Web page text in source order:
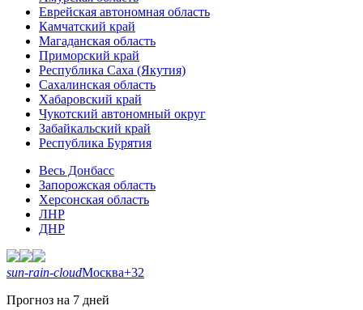
Еврейская автономная область
Камчатский край
Магаданская область
Приморский край
Республика Саха (Якутия)
Сахалинская область
Хабаровский край
Чукотский автономный округ
Забайкальский край
Республика Бурятия
Весь Донбасс
Запорожская область
Херсонская область
ЛНР
ДНР
sun-rain-cloudМосква+32
Прогноз на 7 дней